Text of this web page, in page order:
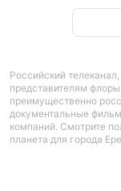
Российский
представителям
преимущественно
документальные
компаний. Смотрите
планета для города